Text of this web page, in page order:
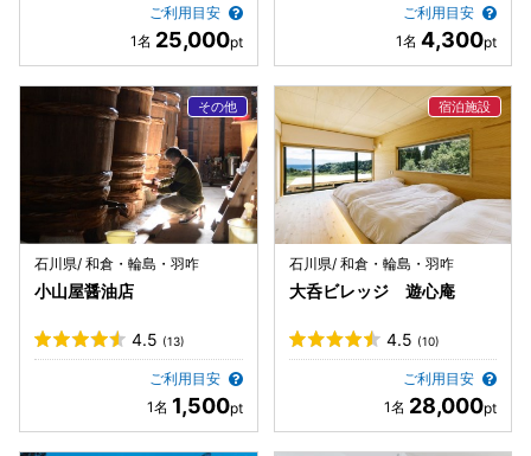
ご利用目安
25,000
ご利用目安
4,300
石川県/ 和倉・輪島・羽咋
小山屋醤油店
4.5 (13)
ご利用目安
1,500
石川県/ 和倉・輪島・羽咋
大呑ビレッジ 遊心庵
4.5 (10)
ご利用目安
28,000